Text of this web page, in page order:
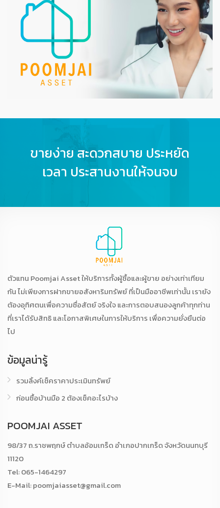
ขายง่าย สะดวกสบาย ประหยัด
เวลา ประสานงานให้จนจบ
ตัวแทน Poomjai Asset ให้บริการทั้งผู้ซื้อและผู้ขาย อย่างเท่าเทียม
กัน ไม่เพียงการฝากขายอสังหาริมทรัพย์ ที่เป็นมืออาชีพเท่านั้น เรายัง
ต้องอุทิศตนเพื่อความซื่อสัตย์ จริงใจ และการตอบสนองลูกค้าทุกท่าน
ที่เราได้รับสิทธิ และโอกาสพิเศษในการให้บริการ เพื่อความยั่งยืนต่อ
ไป
ข้อมูลน่ารู้
รวมลิ้งค์เช็คราคาประเมินทรัพย์
ก่อนซื้อบ้านมือ 2 ต้องเช็คอะไรบ้าง
POOMJAI ASSET
98/37 ถ.ราชพฤกษ์ ตำบลอ้อมเกร็ด อำเภอปากเกร็ด จังหวัดนนทบุรี
11120
Tel: 065-1464297
E-Mail: poomjaiasset@gmail.com